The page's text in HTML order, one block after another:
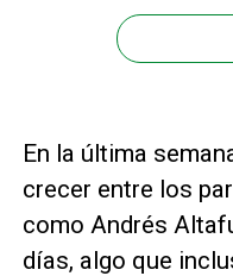
En la última
crecer entre los
como Andrés
días, algo que